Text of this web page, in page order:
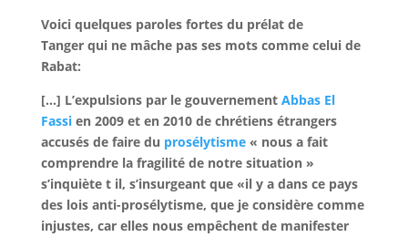
Voici quelques paroles fortes du prélat de
Tanger qui ne mâche pas ses mots comme celui de
Rabat:
[…] L’expulsions par le gouvernement Abbas El
Fassien 2009 et en 2010 de chrétiens étrangers
accusés de faire du prosélytisme « nous a fait
comprendre la fragilité de notre situation»
s’inquiète t il, s’insurgeant que «il y a dans ce pays
des lois anti-prosélytisme, que je considère comme
injustes, car elles nous empêchent de manifester